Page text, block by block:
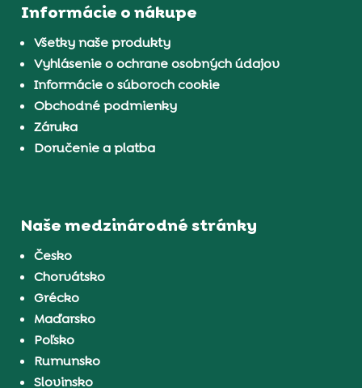
Informácie o nákupe
Všetky naše produkty
Vyhlásenie o ochrane osobných údajov
Informácie o súboroch cookie
Obchodné podmienky
Záruka
Doručenie a platba
Naše medzinárodné stránky
Česko
Chorvátsko
Grécko
Maďarsko
Poľsko
Rumunsko
Slovinsko